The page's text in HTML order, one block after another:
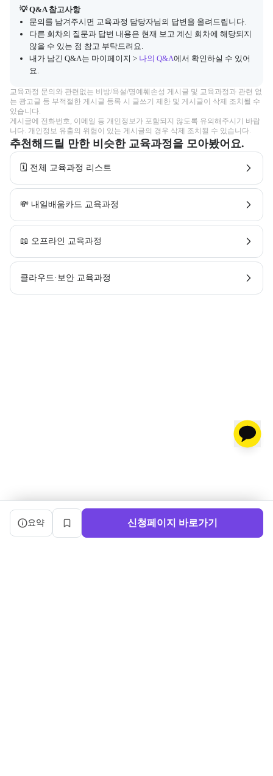
💡 Q&A 참고사항
문의를 남겨주시면 교육과정 담당자님의 답변을 올려드립니다.
다른 회차의 질문과 답변 내용은 현재 보고 계신 회차에 해당되지
않을 수 있는 점 참고 부탁드려요.
내가 남긴 Q&A는 마이페이지 > 나의 Q&A에서 확인하실 수 있어
요.
교육과정 문의와 관련없는 비방/욕설/명예훼손성 게시글 및 교육과정과 관련 없
는 광고글 등 부적절한 게시글 등록 시 글쓰기 제한 및 게시글이 삭제 조치될 수
있습니다.
게시글에 전화번호, 이메일 등 개인정보가 포함되지 않도록 유의해주시기 바랍
니다. 개인정보 유출의 위험이 있는 게시글의 경우 삭제 조치될 수 있습니다.
추천해드릴 만한 비슷한 교육과정을 모아봤어요.
🗓️ 전체 교육과정 리스트
💸 내일배움카드 교육과정
📖 오프라인 교육과정
클라우드·보안 교육과정
캠프 요약 정보와 상세 도우미, 북마크, 신청 버튼을 제공한다.
요약
북마크 신청페이지 바로가기